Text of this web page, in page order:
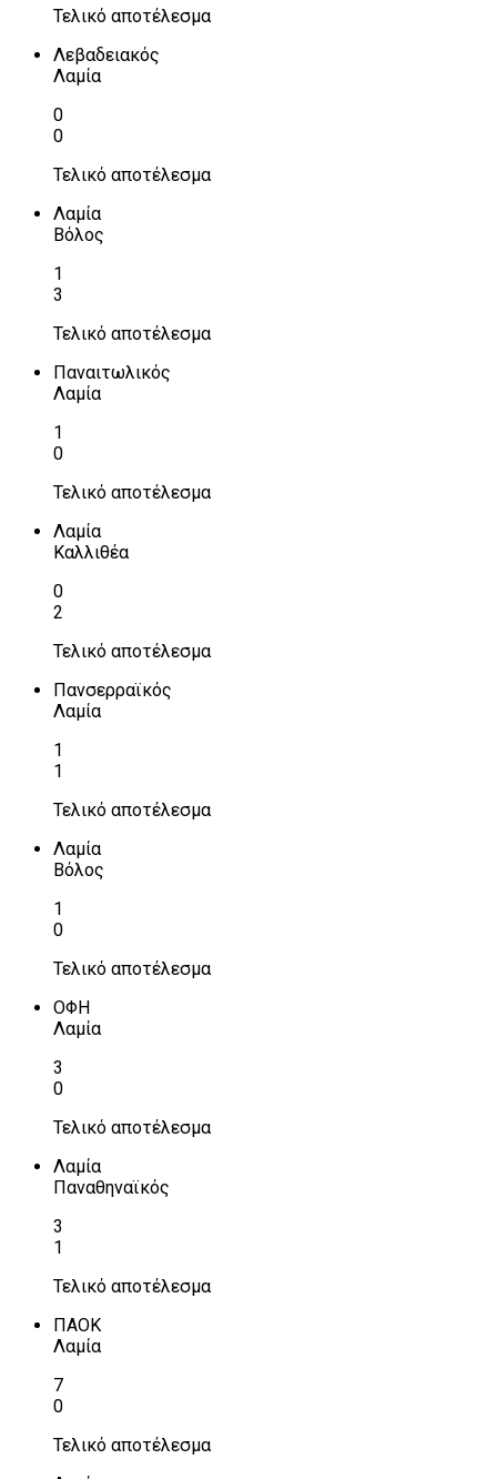
Τελικό αποτέλεσμα
Λεβαδειακός
Λαμία
0
0
Τελικό αποτέλεσμα
Λαμία
Βόλος
1
3
Τελικό αποτέλεσμα
Παναιτωλικός
Λαμία
1
0
Τελικό αποτέλεσμα
Λαμία
Καλλιθέα
0
2
Τελικό αποτέλεσμα
Πανσερραϊκός
Λαμία
1
1
Τελικό αποτέλεσμα
Λαμία
Βόλος
1
0
Τελικό αποτέλεσμα
ΟΦΗ
Λαμία
3
0
Τελικό αποτέλεσμα
Λαμία
Παναθηναϊκός
3
1
Τελικό αποτέλεσμα
ΠΑΟΚ
Λαμία
7
0
Τελικό αποτέλεσμα